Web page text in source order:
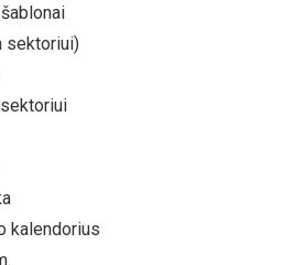
sektoriui)
kalendorius